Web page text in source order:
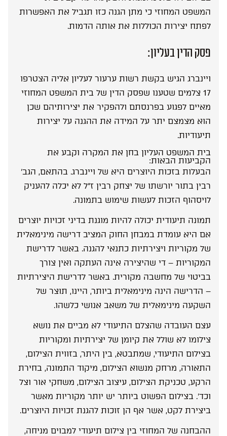
המשפט המחוזי כי מתן הגנה כזו תגביל את האפשרות
לפתח יצירות הכוללות את אותה הדמות.
פסק הדין בעליון:
ויינברג הגיש בקשת רשות ערעור לעליון אליה הצטרפו
17 צלמים שטענו שפסק הדין של בית המשפט המחוזי
מאיים לפגוע בפרנסתם ולהפקיר את יצירותיהם שכן
הוא מצמצם יתר על המידה את ההגנה על יצירות
תיעודיות.
בית המשפט העליון בחן את המקרה וקבע את
הקביעות הבאות:
הבעלות בזכות היוצרים היא של ויינברג. בהתאם, הגב’
רבין בתור יורשתו של יצחק רבין ז”ל לא יכלה להעניק
לויסהוף הזכות לעשות שימוש בתמונה.
תמונה תיעודית יכולה להיות מוגנת בדיני זכויות יוצרים
אם היא עומדת במבחן החוק המציב דרישה מינימאלית
של מקוריות ויצירתיות כתנאי להגנה. באשר לדרישת
המקוריות – די שהיצירה אינה העתקה ואין צורך
בביטוי של מחשבה מקורית. באשר לדרישת היצירתיות
– הדרישה הינה מינימאלית ביותר, היינו, תוצר של
השקעה מינימאלית של משאב אנושי כלשהו.
עצם העובדה שהצלם התיעודי לא מביים את נושא
צילומו לא שולל את קיומן של יצירתיות ומקוריות
בצילום התיעודי, שמתבטא, בין היתר, בזווית הצילום,
התאורה, מרחק מנשוא הצילום, מיקוד התמונה, בחירת
הרקע, טכניקת הצילום, עיצוב הצילום, משחקי אור וצל
וכד’. בצילום הפשוט ביותר יש יותר מקוריות מאשר
ביצירת לקט, אשר אף הן זוכות להגנת זכויות היוצרים.
ההבחנה של המחוזי בין צילום תיעודי למבוים מניחה,